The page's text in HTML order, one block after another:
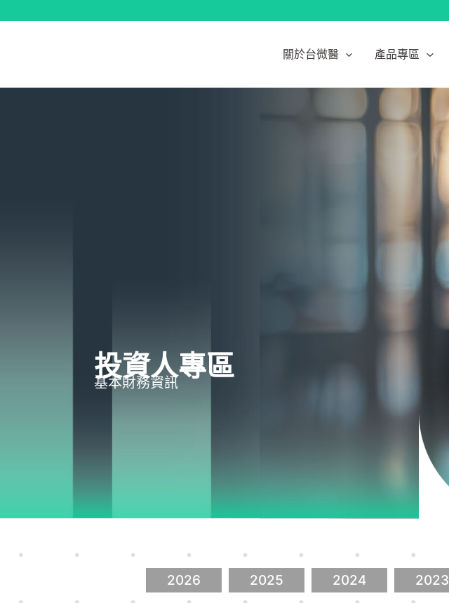
至
容
關於台微醫 產品專區
投資人專區
基本財務資訊
2026 2025 2024 2023